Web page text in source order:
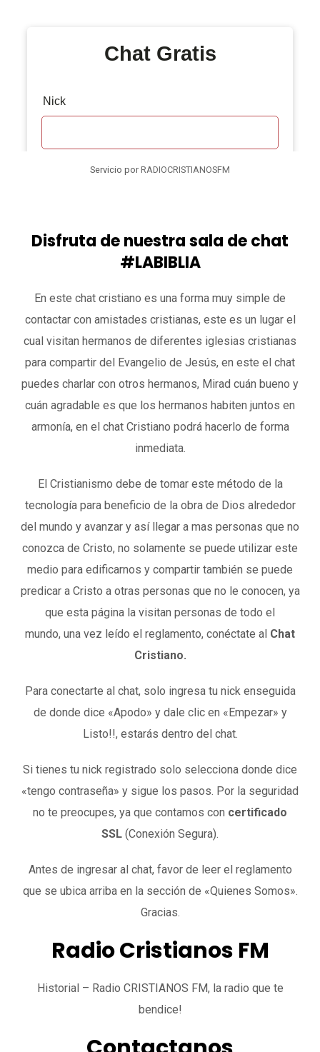
Servicio por RADIOCRISTIANOSFM
Disfruta de nuestra sala de chat
#LABIBLIA
En este chat cristiano es una forma muy simple de
contactar con amistades cristianas, este es un lugar el
cual visitan hermanos de diferentes iglesias cristianas
para compartir del Evangelio de Jesús, en este el chat
puedes charlar con otros hermanos, Mirad cuán bueno y
cuán agradable es que los hermanos habiten juntos en
armonía, en el chat Cristiano podrá hacerlo de forma
inmediata.
El Cristianismo debe de tomar este método de la
tecnología para beneficio de la obra de Dios alrededor
del mundo y avanzar y así llegar a mas personas que no
conozca de Cristo, no solamente se puede utilizar este
medio para edificarnos y compartir también se puede
predicar a Cristo a otras personas que no le conocen, ya
que esta página la visitan personas de todo el
mundo, una vez leído el reglamento, conéctate al Chat
Cristiano.
Para conectarte al chat, solo ingresa tu nick enseguida
de donde dice «Apodo» y dale clic en «Empezar» y
Listo!!, estarás dentro del chat.
Si tienes tu nick registrado solo selecciona donde dice
«tengo contraseña» y sigue los pasos. Por la seguridad
no te preocupes, ya que contamos con certificado
SSL (Conexión Segura).
Antes de ingresar al chat, favor de leer el reglamento
que se ubica arriba en la sección de «Quienes Somos».
Gracias.
Radio Cristianos FM
Historial – Radio CRISTIANOS FM, la radio que te
bendice!